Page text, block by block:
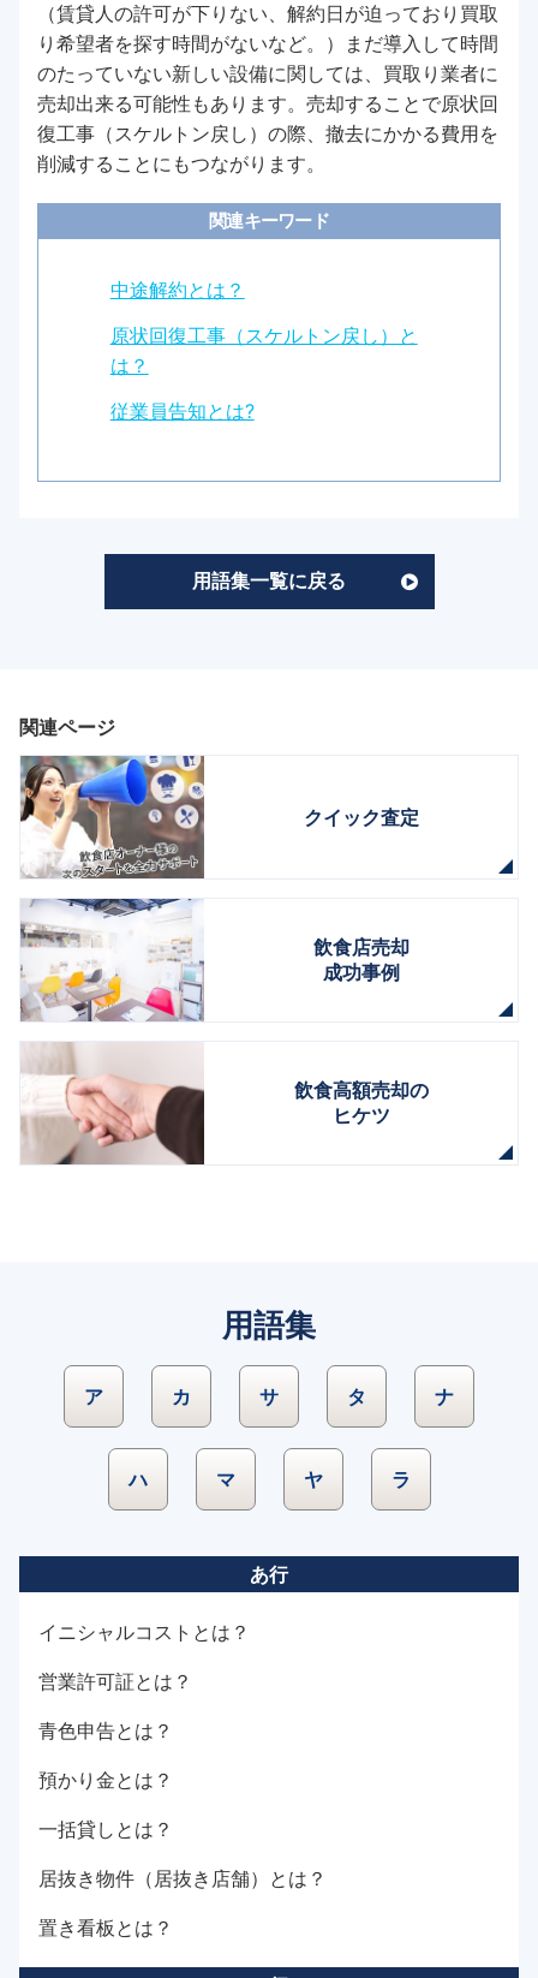
（賃貸人の許可が下りない、解約日が迫っており買取
り希望者を探す時間がないなど。）まだ導入して時間
のたっていない新しい設備に関しては、買取り業者に
売却出来る可能性もあります。売却することで原状回
復工事（スケルトン戻し）の際、撤去にかかる費用を
削減することにもつながります。
関連キーワード
中途解約とは？
原状回復工事（スケルトン戻し）と
は？
従業員告知とは?
用語集一覧に戻る
関連ページ
クイック査定
飲食店売却
成功事例
飲食高額売却の
ヒケツ
用語集
ア カ サ タ ナ
ハ マ ヤ ラ
あ行
イニシャルコストとは？
営業許可証とは？
青色申告とは？
預かり金とは？
一括貸しとは？
居抜き物件（居抜き店舗）とは？
置き看板とは？